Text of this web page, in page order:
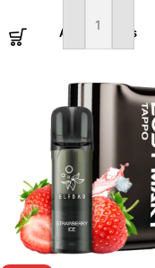
Adaugă în coș